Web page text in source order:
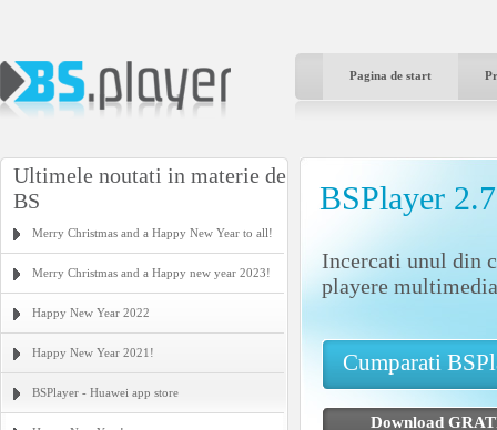
Pagina de start
Ultimele noutati in materie de
BS
Merry Christmas and a Happy New Year to all!
Merry Christmas and a Happy new year 2023!
Happy New Year 2022
Happy New Year 2021!
BSPlayer - Huawei app store
BSPlayer
Incercati unul din
playere
Cumparati
Download